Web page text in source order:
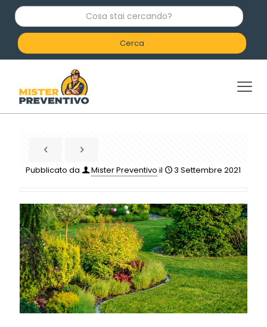
C
o
a
c
e
Pubblicato da Mister Preventivo il 3 Settembre 2021